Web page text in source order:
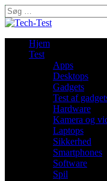
Søg
efter:
Hjem
Test
Apps
Desktops
Gadgets
Test af
Hardware
Kamera og
Laptops
Sikkerhed
Smartphones
Software
Spil